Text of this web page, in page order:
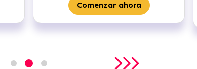
Comenzar ahora